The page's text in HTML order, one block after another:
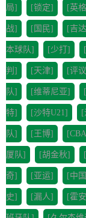
局] [锁定] [英
战] [国民] [吉
本球队] [少打]
判] [天津] [评
队] [维蒂尼亚]
特] [沙特U21] [
队] [王博]
厦队] [胡金秋]
奇] [亚运] [中
史] [漏人] [霍